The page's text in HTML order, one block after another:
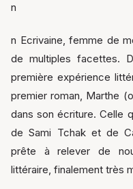
n
n Ecrivaine, femme de
de multiples facettes.
première expérience
premier roman, Marthe
dans son écriture. Celle
de Sami Tchak et de
prête à relever de
littéraire, finalement très